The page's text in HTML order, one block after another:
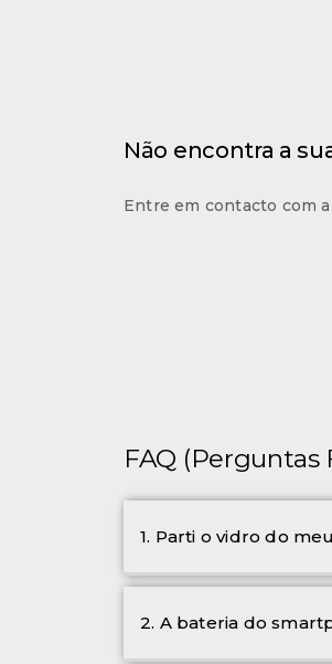
Não encontra a
Entre em contacto com
FAQ (Perguntas
1. Parti o vidro do
2. A bateria do